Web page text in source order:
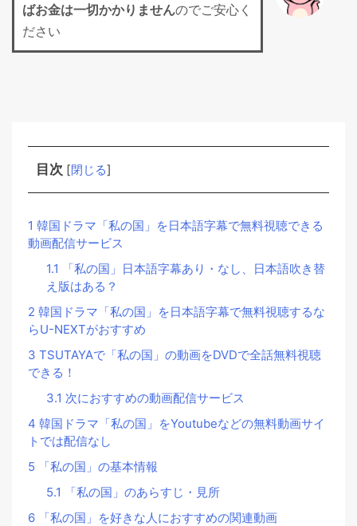
ばお金は一切かかりませんのでご安心く
ださい
目次 [閉じる]
1 韓国ドラマ「私の国」を日本語字幕で無料視聴できる
動画配信サービス
1.1 「私の国」日本語字幕あり・なし、日本語吹き替
え版はある？
2 韓国ドラマ「私の国」を日本語字幕で無料視聴するな
らU-NEXTがおすすめ
3 TSUTAYAで「私の国」の動画をDVDで全話無料視聴
できる！
3.1 次におすすめの動画配信サービス
4 韓国ドラマ「私の国」をYoutubeなどの無料動画サイ
トでは配信なし
5 「私の国」の基本情報
5.1 「私の国」のあらすじ・見所
6 「私の国」を好きな人におすすめの関連動画